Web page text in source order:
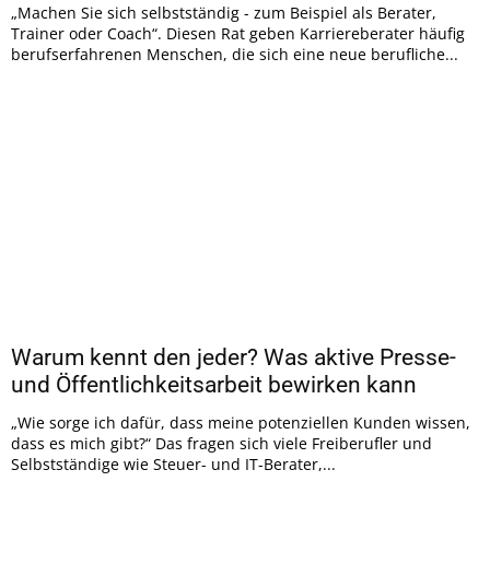
„Machen Sie sich selbstständig - zum Beispiel als Berater,
Trainer oder Coach“. Diesen Rat geben Karriereberater häufig
berufserfahrenen Menschen, die sich eine neue berufliche...
Warum kennt den jeder? Was aktive Presse-
und Öffentlichkeitsarbeit bewirken kann
„Wie sorge ich dafür, dass meine potenziellen Kunden wissen,
dass es mich gibt?“ Das fragen sich viele Freiberufler und
Selbstständige wie Steuer- und IT-Berater,...